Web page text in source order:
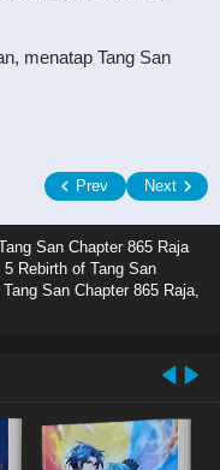
menatap Tang San
Prev Next
San Chapter 865 Raja
Rebirth of Tang San
San Chapter 865 Raja,